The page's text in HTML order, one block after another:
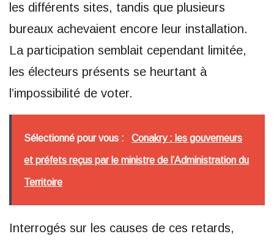
les différents sites, tandis que plusieurs
bureaux achevaient encore leur installation.
La participation semblait cependant limitée,
les électeurs présents se heurtant à
l’impossibilité de voter.
Sélectionné pour vous : Conakry : les gouverneurs
et préfets reçus par le ministre de l’Administration du
Territoire
Interrogés sur les causes de ces retards,